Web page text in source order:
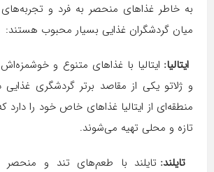
به خاطر غذاهای منحصر به فرد و تجربه‌های
میان گردشگران غذایی بسیار محبوب هستند:
ایتالیا: ایتالیا با غذاهای متنوع و خوشمزه‌اش
و ژلاتو یکی از مقاصد برتر گردشگری
منطقه‌ای از ایتالیا غذاهای خاص خود را دارد
تازه و محلی تهیه می‌شوند.
تایلند: تایلند با طعم‌های تند و